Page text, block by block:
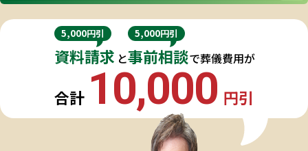
資料請求
5,000円引
と事前相談
5,000円引
で葬儀費用が
合計 10,000 円引